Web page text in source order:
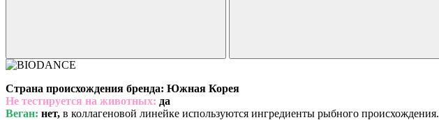
Страна происхождения бренда: Южная Корея
Не тестируется на животных: да
Веган: нет, в коллагеновой линейке используются ингредиенты рыбного происхождения.